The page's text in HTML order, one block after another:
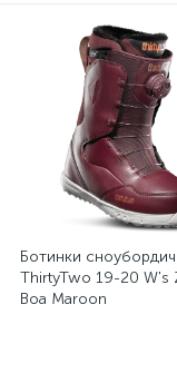
Термобелье 2
Штаны для
Ботинки
ThirtyTwo 19-20 W's
Boa Maroon